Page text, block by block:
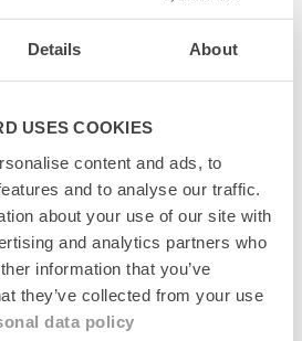
Details About
USES COOKIES
content and ads, to
and to analyse our traffic.
about your use of our site with
and analytics partners who
information that you’ve
they’ve collected from your use
data policy
News